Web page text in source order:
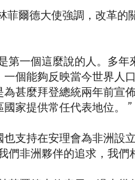
菲爾德大使強調，改革
第一個這麼說的人。多
一個能夠反映當今世界人
為甚麼拜登總統兩年前宣
國家提供常任代表地位。 ”
也支持在安理會為非洲設
們非洲夥伴的追求，我們